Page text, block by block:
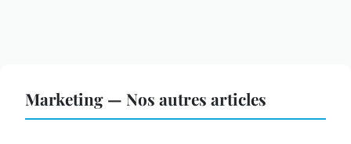
Marketing — Nos autres articles